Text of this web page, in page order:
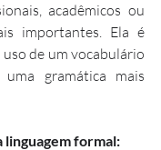
acadêmicos ou
importantes. Ela é
de um vocabulário
gramática mais
linguagem formal: